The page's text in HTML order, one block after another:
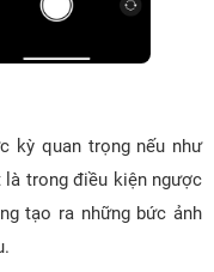
kỳ quan trọng nếu như
là trong điều kiện ngược
tạo ra những bức ảnh